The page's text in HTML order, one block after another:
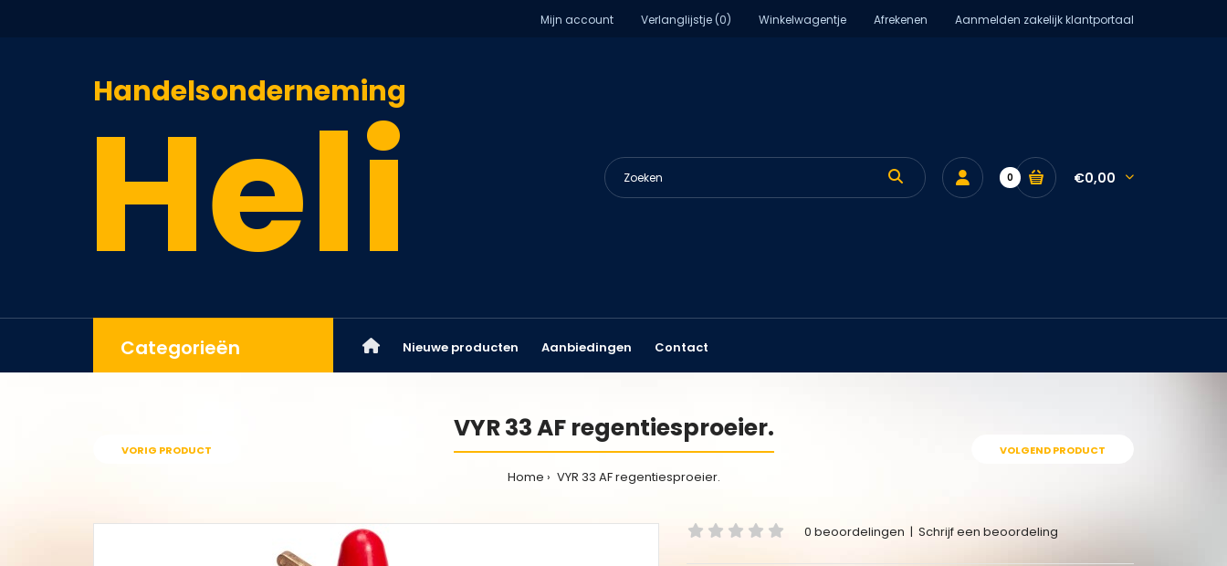
Mijn account Verlanglijstje (0) Winkelwagentje Afrekenen Aanmelden zakelijk klantportaal
Handelsonderneming
Heli 0 €0,00
Categorieën Nieuwe producten Aanbiedingen Contact
VORIG PRODUCT
VYR 33 AF regentiesproeier.
Home VYR 33 AF regentiesproeier.
VOLGEND PRODUCT
0 beoordelingen | Schrijf een beoordeling